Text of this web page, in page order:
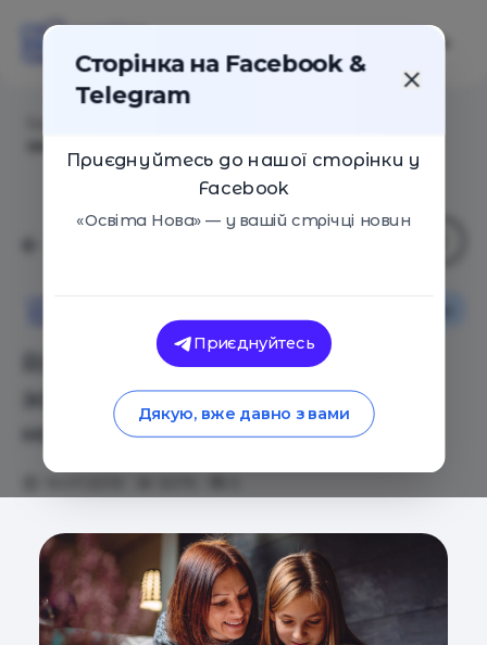
Right Motivation: Як та чим
заохочувати дітей до
навчання
Сторінка на Facebook &
Telegram
Приєднуйтесь до нашої сторінки у
Facebook
«Освіта Нова» — у вашій стрічці новин
Приєднуйтесь
Дякую, вже давно з вами